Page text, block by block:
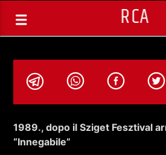
RCA
1989., dopo il Sziget Fesztival
“Innegabile”